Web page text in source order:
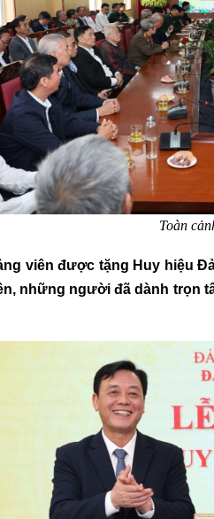
Toàn
viên được tặng Huy
những người đã dành trọn